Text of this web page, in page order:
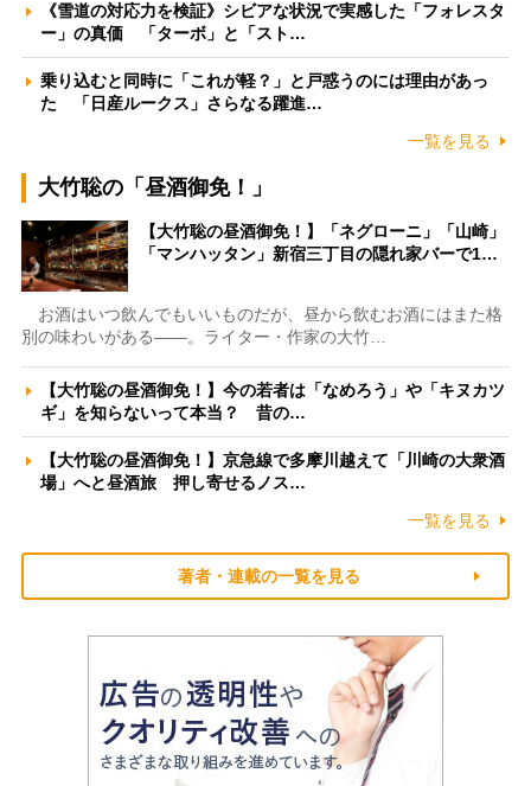
《雪道の対応力を検証》シビアな状況で実感した「フォレスタ
ー」の真価 「ターボ」と「スト…
乗り込むと同時に「これが軽？」と戸惑うのには理由があっ
た 「日産ルークス」さらなる躍進…
一覧を見る
大竹聡の「昼酒御免！」
【大竹聡の昼酒御免！】「ネグローニ」「山崎」
「マンハッタン」新宿三丁目の隠れ家バーで1…
お酒はいつ飲んでもいいものだが、昼から飲むお酒にはまた格
別の味わいがある――。ライター・作家の大竹…
【大竹聡の昼酒御免！】今の若者は「なめろう」や「キヌカツ
ギ」を知らないって本当？ 昔の…
【大竹聡の昼酒御免！】京急線で多摩川越えて「川崎の大衆酒
場」へと昼酒旅 押し寄せるノス…
一覧を見る
著者・連載の一覧を見る